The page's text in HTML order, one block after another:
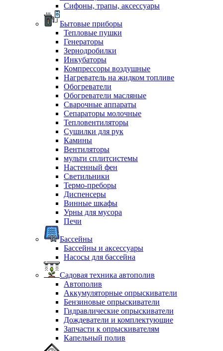
Сифоны, трапы, аксессуары
Бытовые приборы
Тепловые пушки
Генераторы
Зернодробилки
Инкубаторы
Компрессоры воздушные
Нагреватель на жидком топливе
Обогреватели
Обогреватели масляные
Сварочные аппараты
Сепараторы молочные
Тепловентиляторы
Сушилки для рук
Камины
Вентиляторы
мульти сплитсистемы
Настенный фен
Светильники
Термо-преборы
Диспенсеры
Винные шкафы
Урны для мусора
Печи
Бассейны
Бассейны и аксессуары
Насосы для бассейна
Садовая техника автополив
Автополив
Аккумуляторные опрыскиватели
Бензиновые опрыскиватели
Гидравлические опрыскиватели
Дождеватели и комплектующие
Запчасти к опрыскивателям
Капельный полив